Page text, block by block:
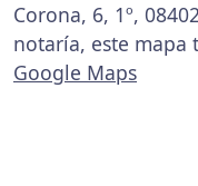
Corona, 6, 1º,
notaría, este mapa
Google Maps